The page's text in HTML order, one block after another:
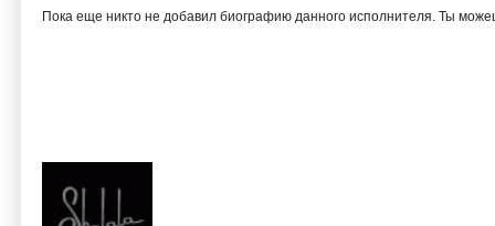
Пока еще никто не добавил биографию данного исполнителя. Ты